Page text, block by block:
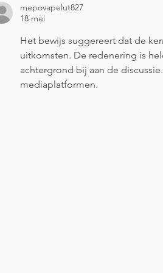
ondermeer in het Floreshuis!
mepovapelut827
18 mei
Het bewijs suggereert dat de
uitkomsten. De redenering is
achtergrond bij aan de
mediaplatformen.